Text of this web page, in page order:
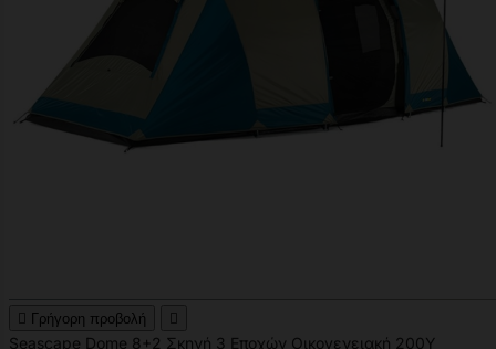
 Γρήγορη προβολή 
Seascape Dome 8+2 Σκηνή 3 Εποχών Οικογενειακή 200Υ